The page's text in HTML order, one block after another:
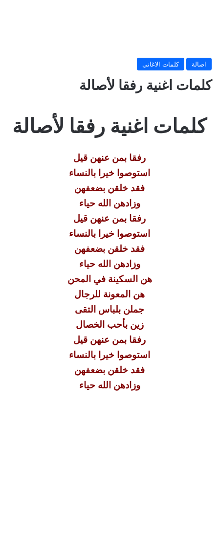
اصالة كلمات الاغاني
كلمات اغنية رفقا لأصالة
كلمات اغنية رفقا لأصالة
رفقا بمن عنهن قيل
استوصوا خيرا بالنساء
فقد خلقن بضعفهن
وزادهن الله حياء
رفقا بمن عنهن قيل
استوصوا خيرا بالنساء
فقد خلقن بضعفهن
وزادهن الله حياء
هن السكينة في المحن
هن المعونة للرجال
جملن بلباس التقى
زين بأحب الخصال
رفقا بمن عنهن قيل
استوصوا خيرا بالنساء
فقد خلقن بضعفهن
وزادهن الله حياء